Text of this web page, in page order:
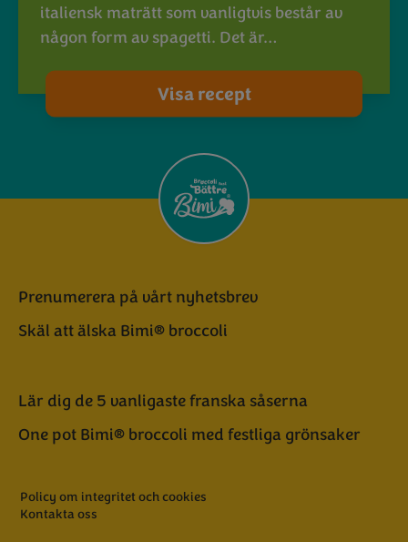
italiensk maträtt som vanligtvis består av
någon form av spagetti. Det är…
Visa recept
Prenumerera på vårt nyhetsbrev
Skäl att älska Bimi® broccoli
Lär dig de 5 vanligaste franska såserna
One pot Bimi® broccoli med festliga grönsaker
Policy om integritet och cookies
Kontakta oss